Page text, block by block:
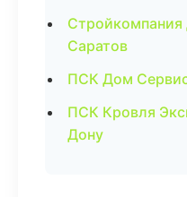
Саратов
ПСК Дом
ПСК Кровля
Дону